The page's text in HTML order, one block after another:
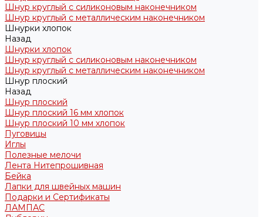
Шнур круглый с силиконовым наконечником
Шнур круглый с металлическим наконечником
Шнурки хлопок
Назад
Шнурки хлопок
Шнур круглый с силиконовым наконечником
Шнур круглый с металлическим наконечником
Шнур плоский
Назад
Шнур плоский
Шнур плоский 16 мм хлопок
Шнур плоский 10 мм хлопок
Пуговицы
Иглы
Полезные мелочи
Лента Нитепрошивная
Бейка
Лапки для швейных машин
Подарки и Сертификаты
ЛАМПАС